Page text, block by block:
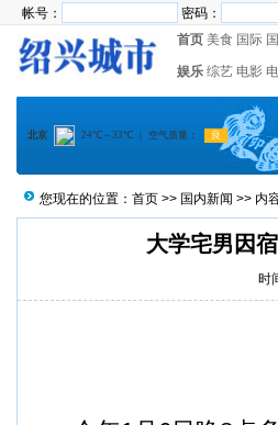
帐号： 密码：
首页 美食 国际
娱乐 综艺 电影
您现在的位置： 首页 >> 国内新闻 >> 内
大学宅男因
时